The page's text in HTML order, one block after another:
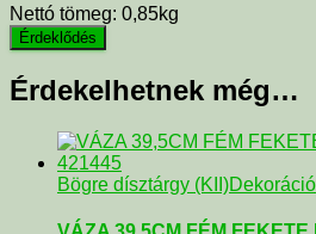
Nettó tömeg: 0,85kg
Érdekelhetnek még…
Bögre dísztárgy (KII)Dekoráció